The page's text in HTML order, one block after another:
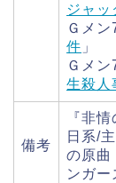
ジャッ
Ｇメ
件 」
Ｇメ
生殺人
備考
『非
日系/
の原曲
ンガー